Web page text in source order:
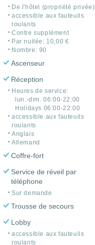
De l'hôtel (propriété privée)
accessible aux fauteuils
roulants
Contre supplément
Par nuitée: 10,00 €
Nombre: 90
Ascenseur
Réception
Heures de service:
lun.-dim. 06:00-22:00
Holidays 06:00-22:00
accessible aux fauteuils
roulants
Anglais
Allemand
Coffre-fort
Service de réveil par
téléphone
Sur demande
Trousse de secours
Lobby
accessible aux fauteuils
roulants